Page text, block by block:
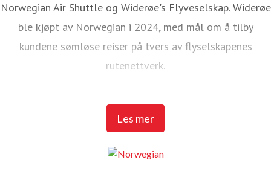
Les mer
Norwegian Air Shuttle og Widerøe's Flyveselskap. Widerøe
ble kjøpt av Norwegian i 2024, med mål om å tilby
kundene sømløse reiser på tvers av flyselskapenes
rutenettverk.
Norwegian Air Shuttle har rundt 5 200 ansatte og tilbyr et
omfattende rutenett som knytter de nordiske landene til
over 23 millioner passasjerer og en flåte på 95 Boeing